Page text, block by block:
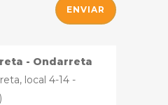
- Ondarreta
local 4-14 -